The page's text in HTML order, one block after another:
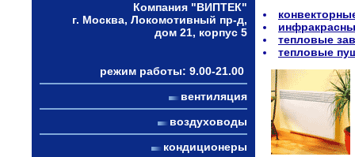
Компания "ВИПТЕК"
г. Москва, Локомотивный пр-д,
дом 21, корпус 5
режим работы: 9.00-21.00
вентиляция
воздуховоды
кондиционеры
тепловые
тепловые